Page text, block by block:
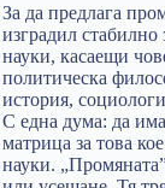
За да предлага
изградил
науки, касаещи
политическа
история,
С една дума: да
матрица за това
науки.